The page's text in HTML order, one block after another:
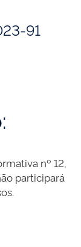
91
nº 12,
participará